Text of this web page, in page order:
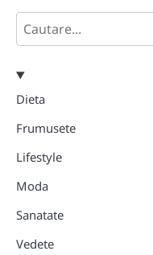
Search
Dieta
Frumusete
Lifestyle
Moda
Sanatate
Vedete